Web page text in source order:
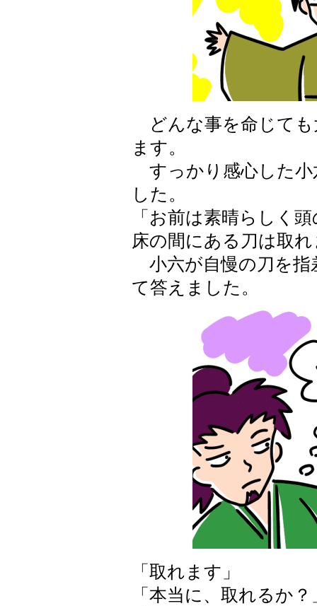
どんな事を命じても
ます。
すっかり感心した小
した。
「お前は素晴らしく
床の間にある刀は取
小六が自慢の刀を指
て答えました。
「取れます」
「本当に、取れるか？